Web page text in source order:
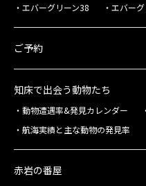
エバーグリーン38 エバー
ご予約
知床で出会う動物たち
動物遭遇率&発見カレンダー
航海実績と主な動物の発見率
赤岩の番屋